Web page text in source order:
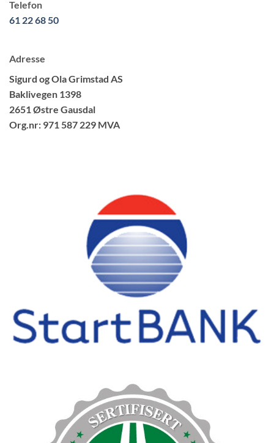
Telefon
61 22 68 50
Adresse
Sigurd og Ola Grimstad AS
Baklivegen 1398
2651 Østre Gausdal
Org.nr: 971 587 229 MVA